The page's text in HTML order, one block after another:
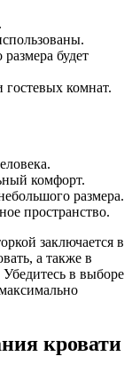
будет
комнат.
комфорт.
размера.
пространство.
заключается в
а также в
в выборе
кровати